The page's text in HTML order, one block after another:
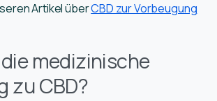
Artikel überCBD zur Vorbeugung
medizinische
zu CBD?